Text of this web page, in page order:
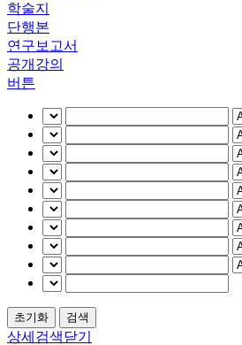
학술지
단행본
연구보고서
공개강의
버튼
상세검색닫기